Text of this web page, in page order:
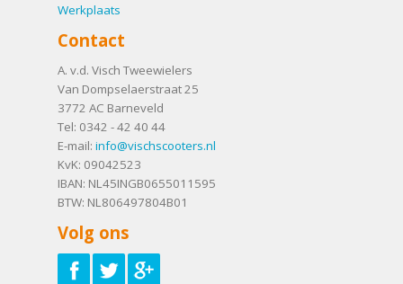
Werkplaats
Contact
A. v.d. Visch Tweewielers
Van Dompselaerstraat 25
3772 AC Barneveld
Tel: 0342 - 42 40 44
E-mail: info@vischscooters.nl
KvK: 09042523
IBAN: NL45INGB0655011595
BTW: NL806497804B01
Volg ons